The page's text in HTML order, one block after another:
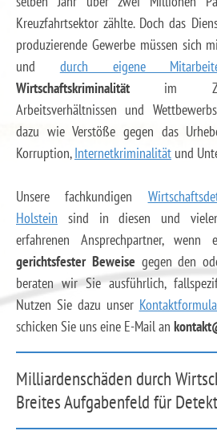
Kreuzfahrtsektor zählte. Doch das
produzierende Gewerbe müssen sich
und durch eigene
Wirtschaftskriminalität im
Arbeitsverhältnissen und
dazu wie Verstöße gegen das
Korruption,Internetkriminalität und
Unsere fachkundigen
Holstein sind in diesen und
erfahrenen Ansprechpartner,
gerichtsfester Beweise gegen den
beraten wir Sie ausführlich,
Nutzen Sie dazu unser
schicken Sie uns eine E-Mail an
Milliardenschäden durch
Breites Aufgabenfeld für